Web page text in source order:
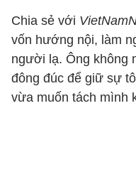
Chia sẻ với
vốn hướng nội, làm
người lạ. Ông không
đông đúc để giữ sự
vừa muốn tách mình